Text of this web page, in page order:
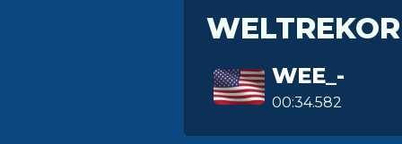
WEE_-
00:34.582